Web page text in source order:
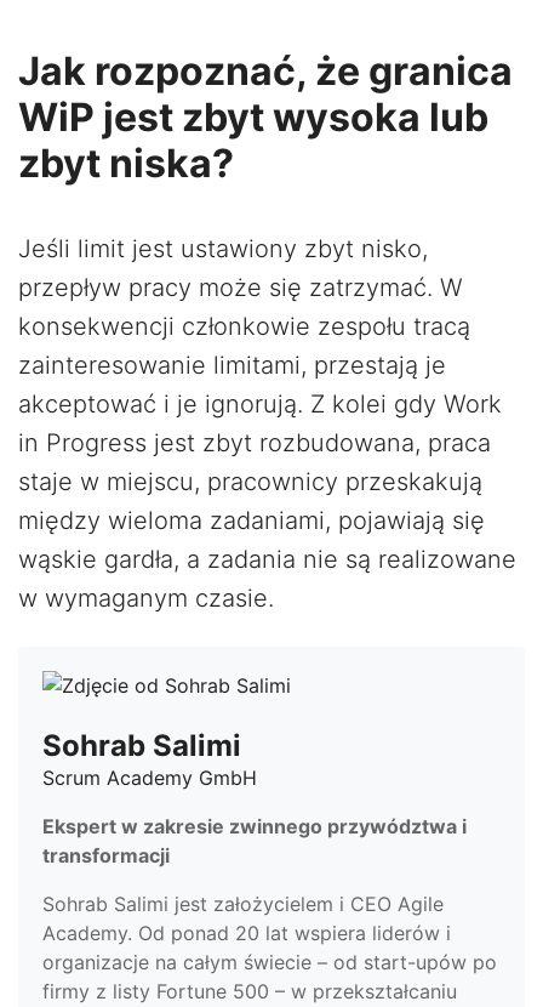
Jak rozpoznać, że granica
WiP jest zbyt wysoka lub
zbyt niska?
Jeśli limit jest ustawiony zbyt nisko,
przepływ pracy może się zatrzymać. W
konsekwencji członkowie zespołu tracą
zainteresowanie limitami, przestają je
akceptować i je ignorują. Z kolei gdy Work
in Progress jest zbyt rozbudowana, praca
staje w miejscu, pracownicy przeskakują
między wieloma zadaniami, pojawiają się
wąskie gardła, a zadania nie są realizowane
w wymaganym czasie.
Sohrab Salimi
Scrum Academy GmbH
Ekspert w zakresie zwinnego przywództwa i
transformacji
Sohrab Salimi jest założycielem i CEO Agile
Academy. Od ponad 20 lat wspiera liderów i
organizacje na całym świecie – od start-upów po
firmy z listy Fortune 500 – w przekształcaniu